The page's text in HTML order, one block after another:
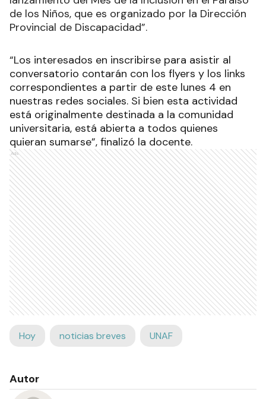
de los Niños, que es organizado por la Dirección
Provincial de Discapacidad”.
“Los interesados en inscribirse para asistir al
conversatorio contarán con los flyers y los links
correspondientes a partir de este lunes 4 en
nuestras redes sociales. Si bien esta actividad
está originalmente destinada a la comunidad
universitaria, está abierta a todos quienes
quieran sumarse”, finalizó la docente.
Ads
Hoy noticias breves UNAF
Autor